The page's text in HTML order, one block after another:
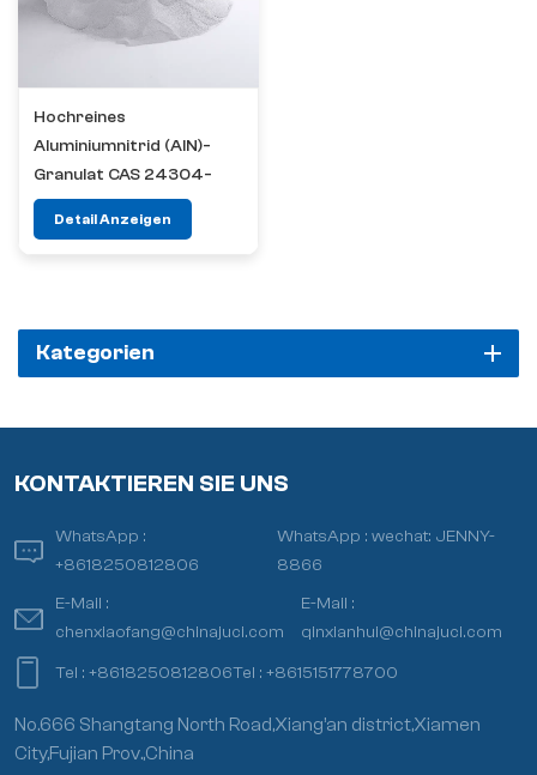
Hochreines
Aluminiumnitrid (AlN)-
Granulat CAS 24304-
00-5
Detail Anzeigen
Kategorien
KONTAKTIEREN SIE UNS
WhatsApp :
+8618250812806
WhatsApp :wechat: JENNY-
8866
E-Mail :
chenxiaofang@chinajuci.com
E-Mail :
qinxianhui@chinajuci.com
Tel :+8618250812806Tel :+8615151778700
No.666 Shangtang North Road,Xiang’an district,Xiamen
City,Fujian Prov.,China